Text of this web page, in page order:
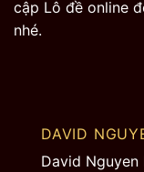
cập Lô đề online
nhé.
DAVID
David